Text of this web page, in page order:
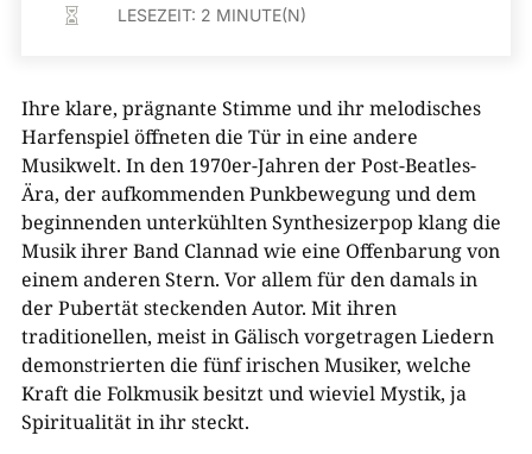
 LESEZEIT: 2 MINUTE(N)
Ihre klare, prägnante Stimme und ihr melodisches
Harfenspiel öffneten die Tür in eine andere
Musikwelt. In den 1970er-Jahren der Post-Beatles-
Ära, der aufkommenden Punkbewegung und dem
beginnenden unterkühlten Synthesizerpop klang die
Musik ihrer Band Clannad wie eine Offenbarung von
einem anderen Stern. Vor allem für den damals in
der Pubertät steckenden Autor. Mit ihren
traditionellen, meist in Gälisch vorgetragen Liedern
demonstrierten die fünf irischen Musiker, welche
Kraft die Folkmusik besitzt und wieviel Mystik, ja
Spiritualität in ihr steckt.